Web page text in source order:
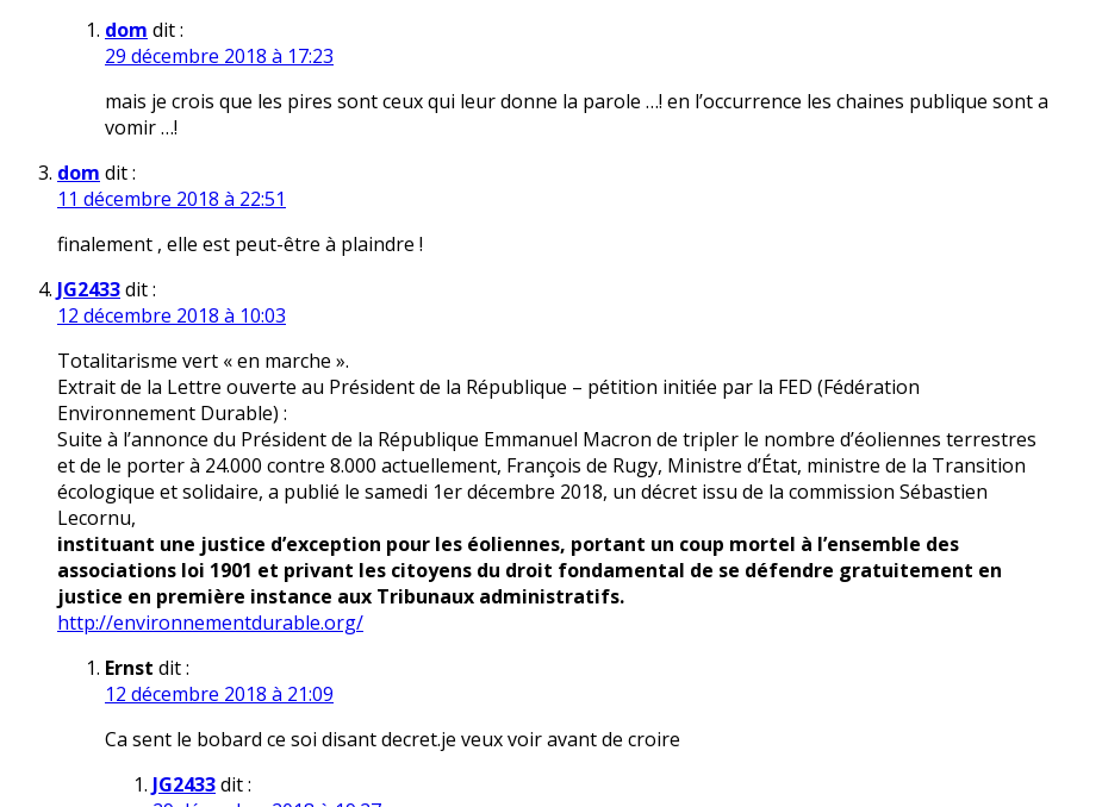
dom dit :
29 décembre 2018 à 17:23
mais je crois que les pires sont ceux qui leur donne la parole …! en l’occurrence les chaines publique sont a
vomir …!
dom dit :
11 décembre 2018 à 22:51
finalement , elle est peut-être à plaindre !
JG2433dit :
12 décembre 2018 à 10:03
Totalitarisme vert « en marche ».
Extrait de la Lettre ouverte au Président de la République – pétition initiée par la FED (Fédération
Environnement Durable) :
Suite à l’annonce du Président de la République Emmanuel Macron de tripler le nombre d’éoliennes terrestres
et de le porter à 24.000 contre 8.000 actuellement, François de Rugy, Ministre d’État, ministre de la Transition
écologique et solidaire, a publié le samedi 1er décembre 2018, un décret issu de la commission Sébastien
Lecornu,
instituant une justice d’exception pour les éoliennes, portant un coup mortel à l’ensemble des
associations loi 1901 et privant les citoyens du droit fondamental de se défendre gratuitement en
justice en première instance aux Tribunaux administratifs.
http://environnementdurable.org/
Ernst dit :
12 décembre 2018 à 21:09
Ca sent le bobard ce soi disant decret.je veux voir avant de croire
JG2433dit :